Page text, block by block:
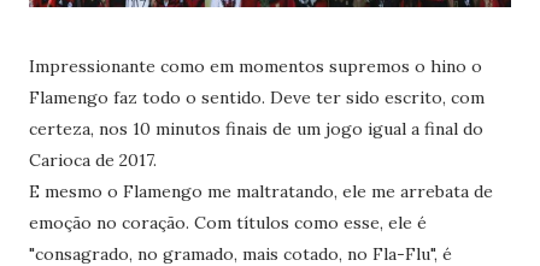
Impressionante como em momentos supremos o hino o
Flamengo faz todo o sentido. Deve ter sido escrito, com
certeza, nos 10 minutos finais de um jogo igual a final do
Carioca de 2017.
E mesmo o Flamengo me maltratando, ele me arrebata de
emoção no coração. Com títulos como esse, ele é
"consagrado, no gramado, mais cotado, no Fla-Flu", é